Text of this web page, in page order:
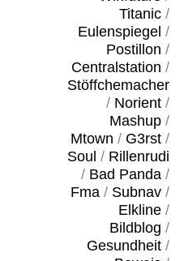
Titanic/
Eulenspiegel /
Postillon /
Centralstation /
Stöffchemacher
/ Norient/
Mashup/
Mtown / G3rst/
Soul / Rillenrudi
/ Bad Panda/
Fma/ Subnav/
Elkline/
Bildblog /
Gesundheit/